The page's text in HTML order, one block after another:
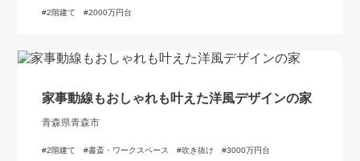
2階建て 2000万円台
家事動線もおしゃれも叶えた洋風デザインの家
青森県青森市
2階建て 書斎・ワークスペース 吹き抜け 3000万円台